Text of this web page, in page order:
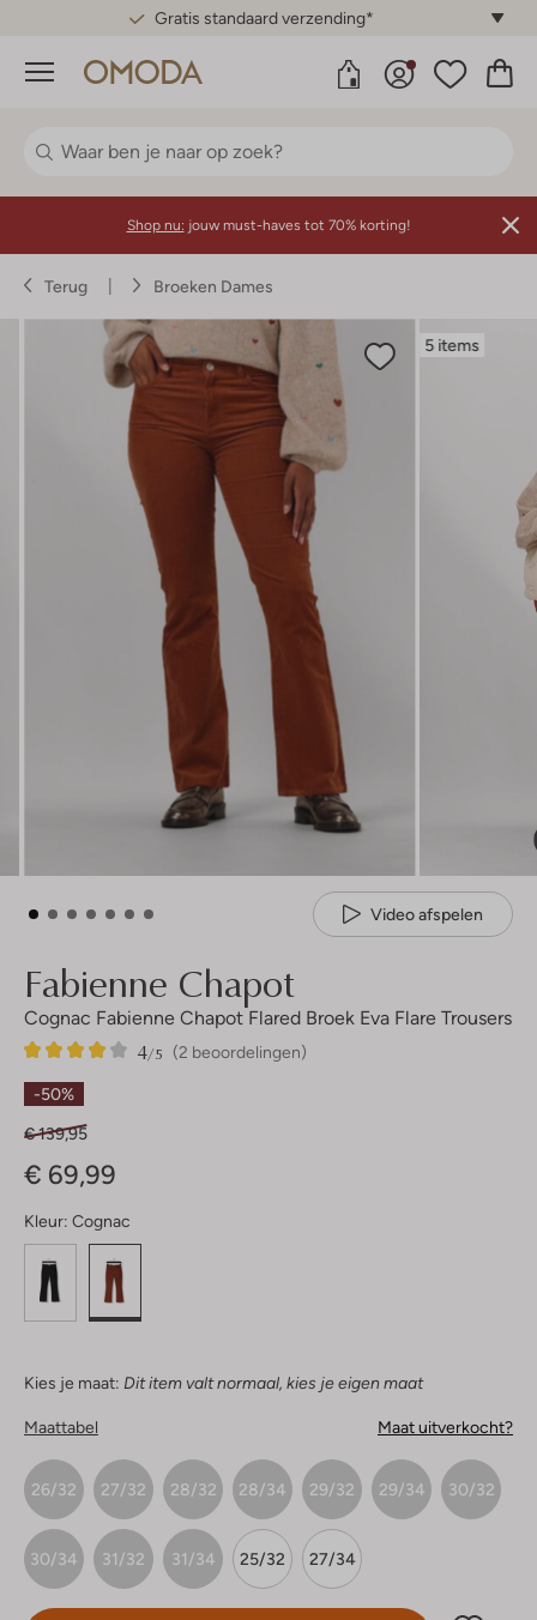
Gratis standaard verzending*
Menu
Shop nu: jouw must-haves tot 70% korting!
Terug Broeken Dames
5 items
Video afspelen
Fabienne Chapot
Cognac Fabienne Chapot Flared Broek Eva Flare Trousers
(2 beoordelingen)
4/5
2
4
Sterren
-50%
€ 139,95
€ 69,99
Kleur: Cognac
Kies je maat: Dit item valt normaal, kies je eigen maat
Maattabel Maat uitverkocht?
26/32 27/32 28/32 28/34 29/32 29/34 30/32
30/34 31/32 31/34 25/32 27/34